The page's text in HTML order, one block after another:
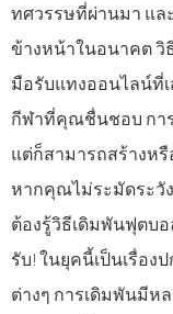
ทศวรรษที่ผ่านมา แล
ข้างหน้าในอนาคต วิ
มือรับแทงออนไลน์ที่
กีฬาที่คุณชื่นชอบ กา
แต่ก็สามารถสร้างห
หากคุณไม่ระมัดระวั
ต้องรู้วิธีเดิมพันฟุตบ
รับ! ในยุคนี้เป็นเรื่อ
ต่างๆ การเดิมพันมีห